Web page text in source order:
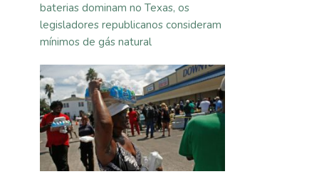
baterias dominam no Texas, os
legisladores republicanos consideram
mínimos de gás natural